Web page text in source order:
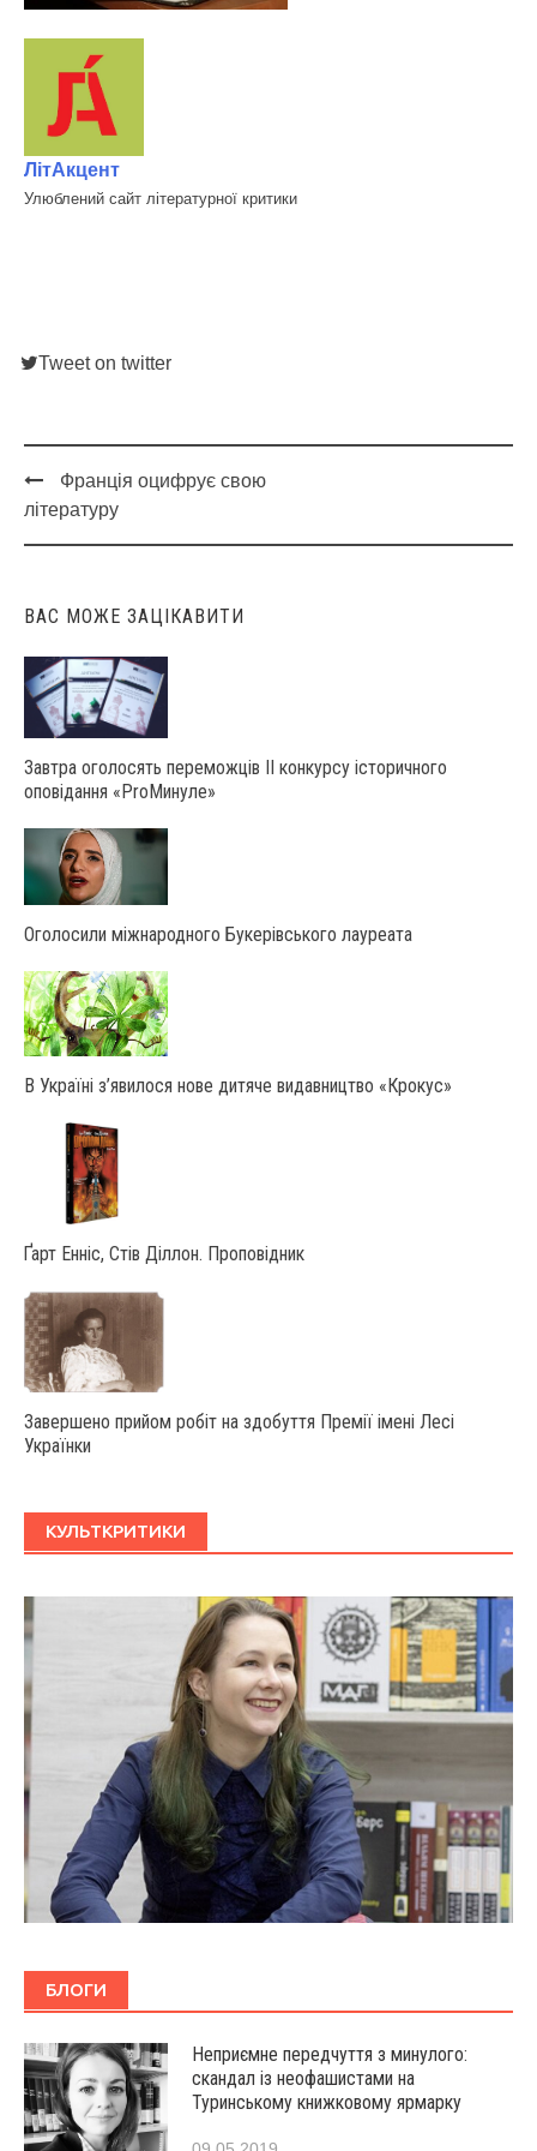
ЛітАкцент
Улюблений сайт літературної критики
Tweet on twitter
Post
navigation
Франція оцифрує свою
літературу
ВАС МОЖЕ ЗАЦІКАВИТИ
Завтра оголосять переможців ІІ конкурсу історичного
оповідання «ProМинуле»
Оголосили міжнародного Букерівського лауреата
В Україні з’явилося нове дитяче видавництво «Крокус»
Ґарт Енніс, Стів Діллон. Проповідник
Завершено прийом робіт на здобуття Премії імені Лесі
Українки
КУЛЬТКРИТИКИ
БЛОГИ
Неприємне передчуття з минулого:
скандал із неофашистами на
Туринському книжковому ярмарку